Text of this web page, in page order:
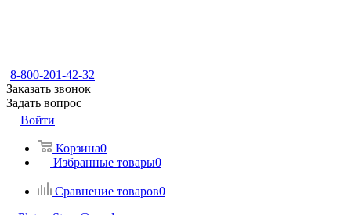
8-800-201-42-32
Заказать звонок
Задать вопрос
Войти
Корзина0
Избранные товары0
Сравнение товаров0